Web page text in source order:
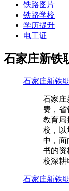
铁路图片
铁路学校
学历提升
电工证
石家庄新铁
石家庄新铁
石家庄
费，省
教育局
校，以
中，面
书的资
校深耕
石家庄新铁